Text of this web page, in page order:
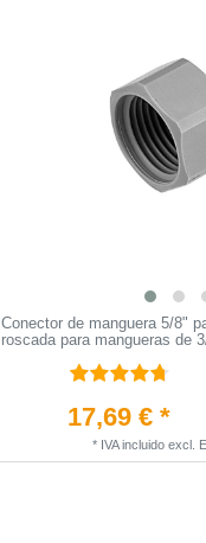
Conector de manguera 5/8"
roscada para mangueras de
17,69 € *
* IVA incluido excl.